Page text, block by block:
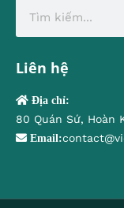
Liên hệ
Địa chỉ:
80 Quán Sứ, Hoàn
Email: